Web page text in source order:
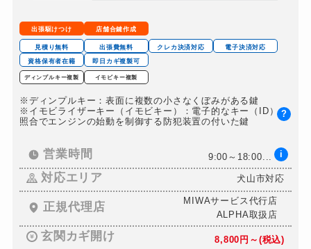
出張駆けつけ 店舗合鍵作成
見積り無料 出張費無料 クレカ決済対応
電子決済対応
資格保有者在籍
即日カギ複製可
ディンプルキー複製 イモビキー複製
※ディンプルキー：表面に複数の小さなくぼみがある鍵
※イモビライザーキー（イモビキー）：電子的なキー（ID）の
照合でエンジンの始動を制御する防犯装置の付いた鍵
営業時間 9:00～18:00... i
対応エリア 犬山市対応
正規代理店
MIWAサービス代行店
ALPHA取扱店
?
玄関カギ開け 8,800円～(税込)